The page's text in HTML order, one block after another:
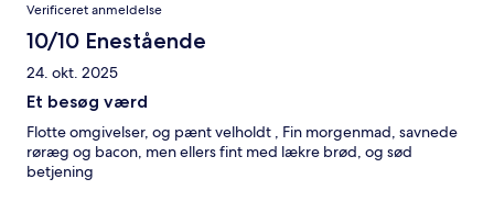
Verificeret anmeldelse
10/10 Enestående
24. okt. 2025
Et besøg værd
Flotte omgivelser, og pænt velholdt , Fin morgenmad, savnede
røræg og bacon, men ellers fint med lækre brød, og sød
betjening